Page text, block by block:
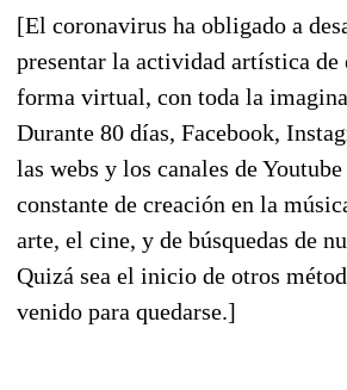
[El coronavirus ha obligado a
presentar la actividad artística de
forma virtual, con toda la
Durante 80 días, Facebook,
las webs y los canales de
constante de creación en la
arte, el cine, y de búsquedas de
Quizá sea el inicio de otros
venido para quedarse.]